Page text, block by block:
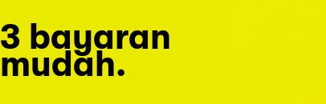
3 bayaran
mudah.